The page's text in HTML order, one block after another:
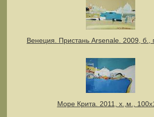
Венеция. Пристань Arsenale. 2009, б.,
Море Крита. 2011, х.,м.,